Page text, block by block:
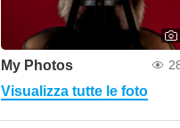
My Photos
Visualizza tutte le foto